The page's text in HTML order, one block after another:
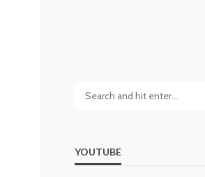
YOUTUBE